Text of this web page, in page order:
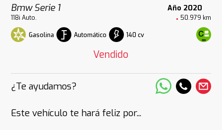
Bmw Serie 1 Año 2020
118i Auto. 50.979 km
Gasolina Automático 140 cv
Vendido
¿Te ayudamos?
Este vehículo te hará feliz por...